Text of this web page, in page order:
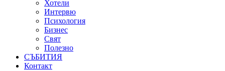
Хотели
Интервю
Психология
Бизнес
Свят
Полезно
СЪБИТИЯ
Контакт